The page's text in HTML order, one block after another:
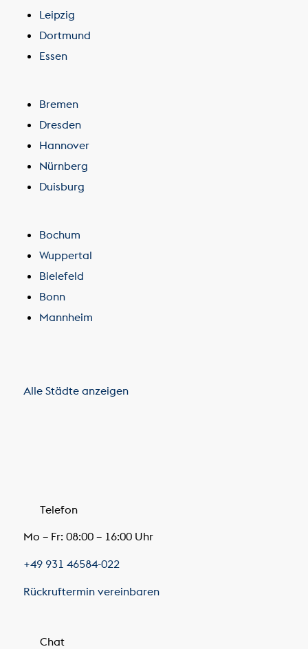
Leipzig
Dortmund
Essen
Bremen
Dresden
Hannover
Nürnberg
Duisburg
Bochum
Wuppertal
Bielefeld
Bonn
Mannheim
Alle Städte anzeigen
Telefon
Mo – Fr: 08:00 – 16:00 Uhr
+49 931 46584-022
Rückruftermin vereinbaren
Chat